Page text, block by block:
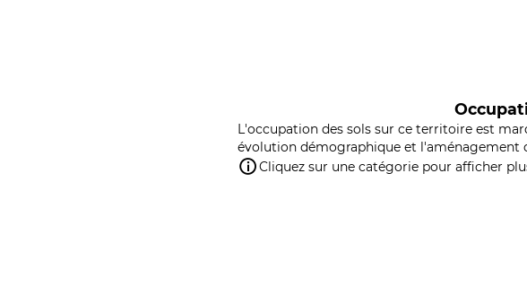
L'occupation des sols sur ce territoire est
évolution démographique et l'aménagement
Cliquez sur une catégorie pour afficher